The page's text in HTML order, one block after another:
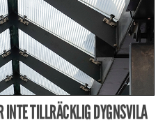
INTE TILLRÄCKLIG DYGNSVILA